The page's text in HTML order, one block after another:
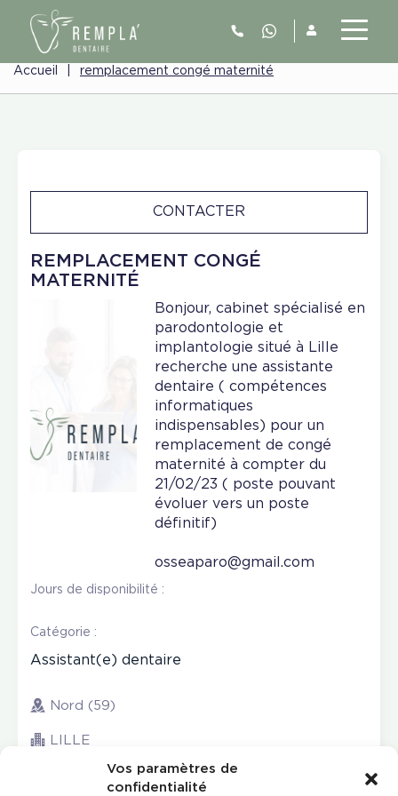
Vos paramètres de
confidentialité
Accueil remplacement congé maternité
REMPLACEMENT CONGÉ
MATERNITÉ
CONTACTER
Bonjour, cabinet spécialisé en
parodontologie et
implantologie situé à Lille
recherche une assistante
dentaire ( compétences
informatiques
indispensables) pour un
remplacement de congé
maternité à compter du
21/02/23 ( poste pouvant
évoluer vers un poste
définitif)
osseaparo@gmail.com
Jours de disponibilité :
Catégorie :
Assistant(e) dentaire
Nord (59)
LILLE